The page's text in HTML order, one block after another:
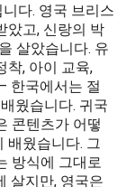
다. 영국 브리스
았고, 신랑의 박
살았습니다. 유
착, 아이 교육,
한국에서는 절
웠습니다. 귀국
콘텐츠가 어떻
배웠습니다. 그
방식에 그대로
살지만, 영국은